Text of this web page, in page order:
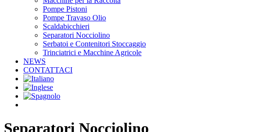
Pompe Pistoni
Pompe Travaso Olio
Scaldabicchieri
Separatori Nocciolino
Serbatoi e Contenitori Stoccaggio
Trinciatrici e Macchine Agricole
NEWS
CONTATTACI
Separatori Nocciolino